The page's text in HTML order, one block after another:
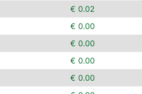
€ 0.02
€ 0.00
€ 0.00
€ 0.00
€ 0.00